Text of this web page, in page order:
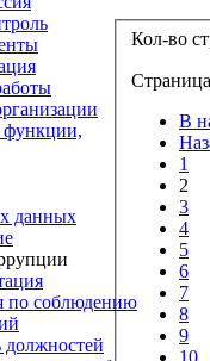
функции,
данных
по соблюдению
должностей
Кол-во
В
1
2
3
4
5
6
7
8
9
10